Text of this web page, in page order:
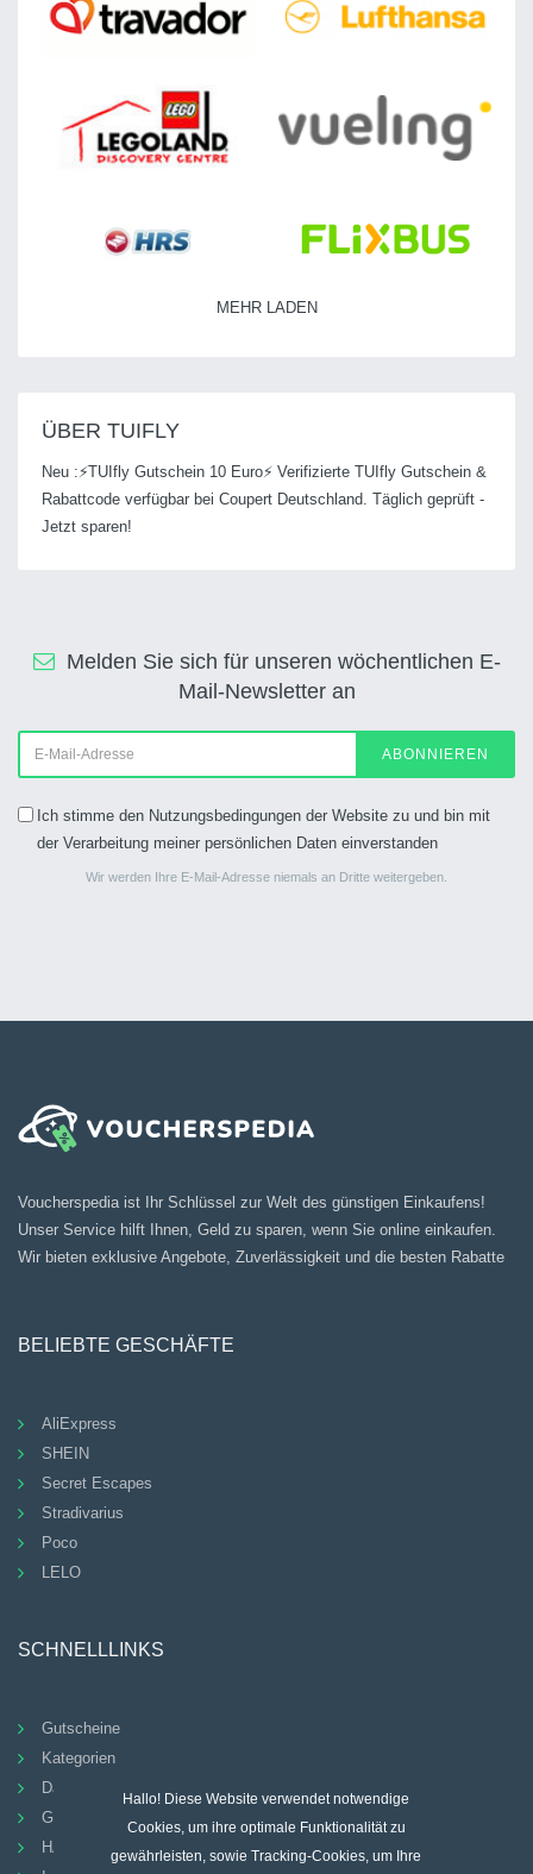
Hallo! Diese Website verwendet notwendige
Cookies, um ihre optimale Funktionalität zu
gewährleisten, sowie Tracking-Cookies, um Ihre
MEHR LADEN
ÜBER TUIFLY
Neu :⚡TUIfly Gutschein 10 Euro⚡ Verifizierte TUIfly Gutschein &
Rabattcode verfügbar bei Coupert Deutschland. Täglich geprüft -
Jetzt sparen!
Melden Sie sich für unseren wöchentlichen E-
Mail-Newsletter an
ABONNIEREN
Ich stimme den Nutzungsbedingungen der Website zu und bin mit
der Verarbeitung meiner persönlichen Daten einverstanden
Wir werden Ihre E-Mail-Adresse niemals an Dritte weitergeben.
Voucherspedia ist Ihr Schlüssel zur Welt des günstigen Einkaufens!
Unser Service hilft Ihnen, Geld zu sparen, wenn Sie online einkaufen.
Wir bieten exklusive Angebote, Zuverlässigkeit und die besten Rabatte
BELIEBTE GESCHÄFTE
AliExpress
SHEIN
Secret Escapes
Stradivarius
Poco
LELO
SCHNELLLINKS
Gutscheine
Kategorien
Datenschutz-Bestimmungen
Geschäftsbedingungen
HÄUFIG GESTELLTE FRAGEN